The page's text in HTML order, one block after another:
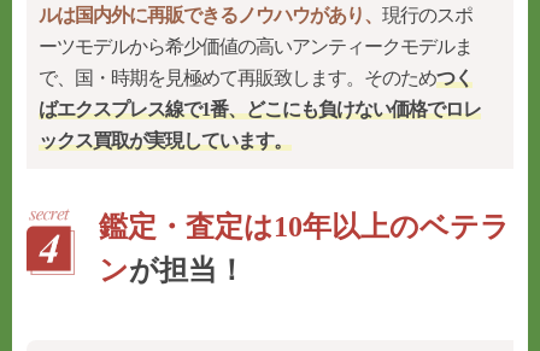
ルは国内外に再販できるノウハウがあり、現行のスポ
ーツモデルから希少価値の高いアンティークモデルま
で、国・時期を見極めて再販致します。そのためつく
ばエクスプレス線で1番、どこにも負けない価格でロレ
ックス買取が実現しています。
鑑定・査定は10年以上のベテラ
ンが担当！